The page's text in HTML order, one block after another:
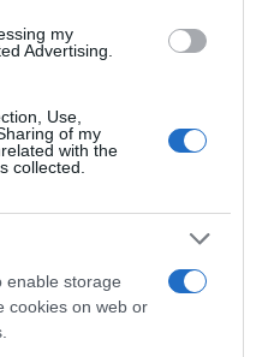
my
Advertising.
Use,
of my
with the
collected.
enable storage
cookies on web or
κλείδωσε
στο